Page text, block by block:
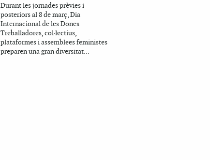
Durant les jornades prèvies i
posteriors al 8 de març, Dia
Internacional de les Dones
Treballadores, col·lectius,
plataformes i assemblees feministes
preparen una gran diversitat...